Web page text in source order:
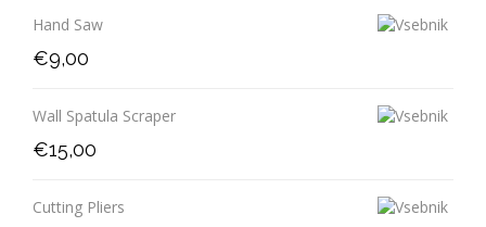
Hand Saw
€9,00
Wall Spatula Scraper
€15,00
Cutting Pliers